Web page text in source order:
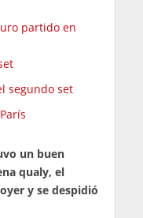
partido en
segundo set
un buen
qualy, el
y se despidió